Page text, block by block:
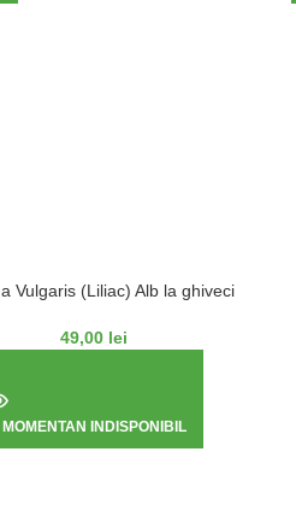
Vulgaris (Liliac) Alb la ghiveci
49,00 lei
MOMENTAN INDISPONIBIL